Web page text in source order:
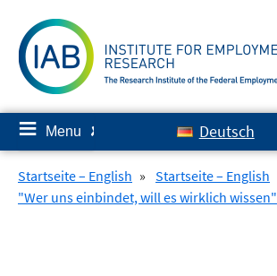
content
≡ Menu ✘ Deutsch
Startseite – English » Startseite – English
"Wer uns einbindet, will es wirklich wissen"